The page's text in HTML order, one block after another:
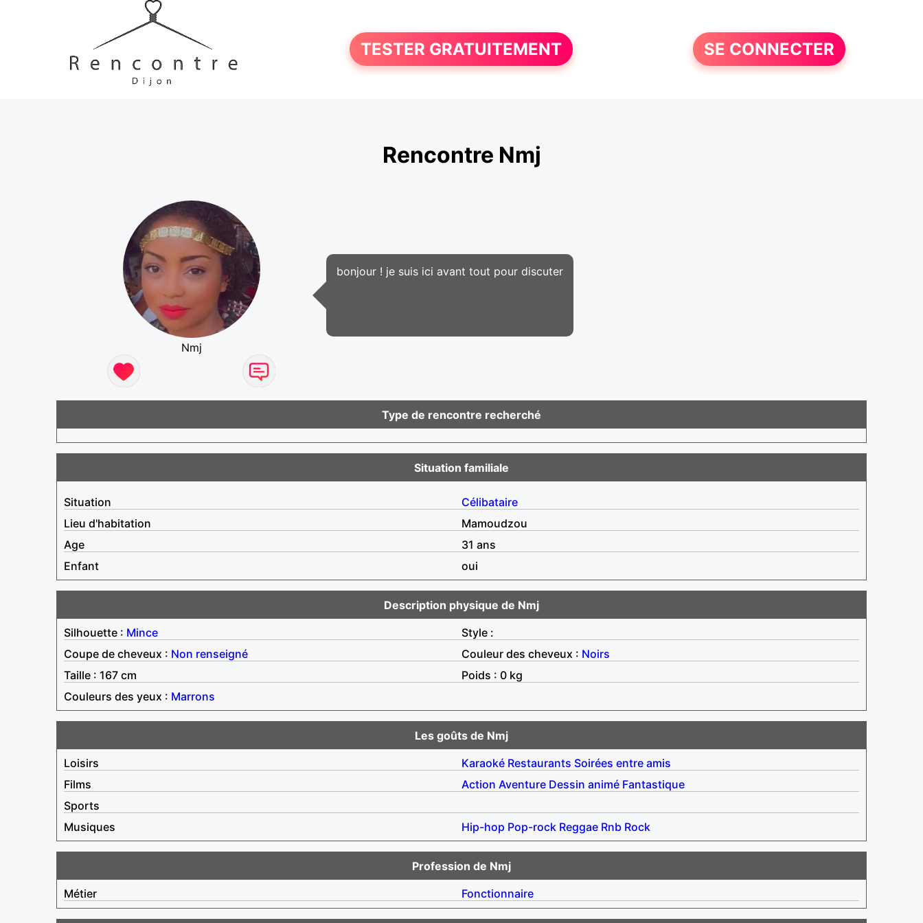
TESTER GRATUITEMENT SE CONNECTER
Rencontre Nmj
Nmj
bonjour ! je suis ici avant tout pour discuter
Type de rencontre recherché
Situation familiale
Situation
Célibataire
Lieu d'habitation
Mamoudzou
Age
31 ans
Enfant
oui
Description physique de Nmj
Silhouette : Mince
Style :
Coupe de cheveux : Non renseigné Couleur des cheveux : Noirs
Taille : 167 cm
Poids : 0 kg
Couleurs des yeux : Marrons
Les goûts de Nmj
Loisirs
Karaoké Restaurants Soirées entre amis
Films
Action Aventure Dessin animé Fantastique
Sports
Musiques
Hip-hop Pop-rock Reggae Rnb Rock
Profession de Nmj
Métier
Fonctionnaire